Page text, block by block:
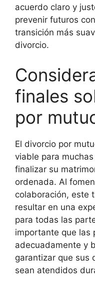
acuerdo claro y
prevenir futuros
transición más
divorcio.
finales
por
El divorcio por
viable para
finalizar su
ordenada. Al
colaboración, este
resultar en una
para todas las
importante que las
adecuadamente y
garantizar que sus
sean atendidos